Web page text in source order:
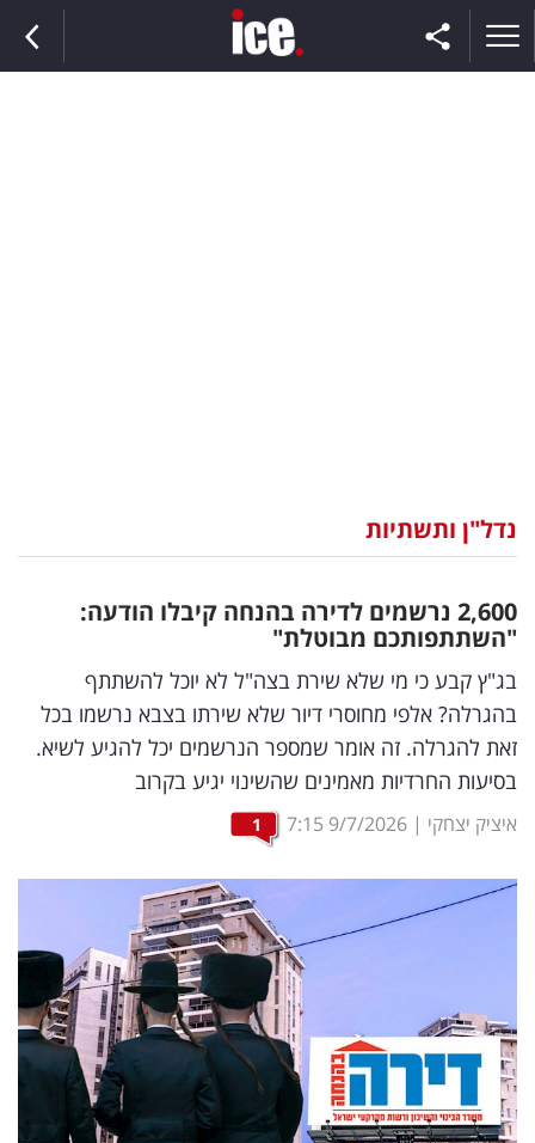
וצרכנות
דיגיטל
וטק
שיווק
ופרסום
משפט
מדדים
ומחקרים
רכילות
עסקית
קריפטו
נדל"ן ותשתיות
2,600 נרשמים לדירה בהנחה קיבלו הודעה:
"השתתפותכם מבוטלת"
בג"ץ קבע כי מי שלא שירת בצה"ל לא יוכל להשתתף
בהגרלה? אלפי מחוסרי דיור שלא שירתו בצבא נרשמו בכל
זאת להגרלה. זה אומר שמספר הנרשמים יכל להגיע לשיא.
בסיעות החרדיות מאמינים שהשינוי יגיע בקרוב
איציק יצחקי |
9/7/2026
7:15
1